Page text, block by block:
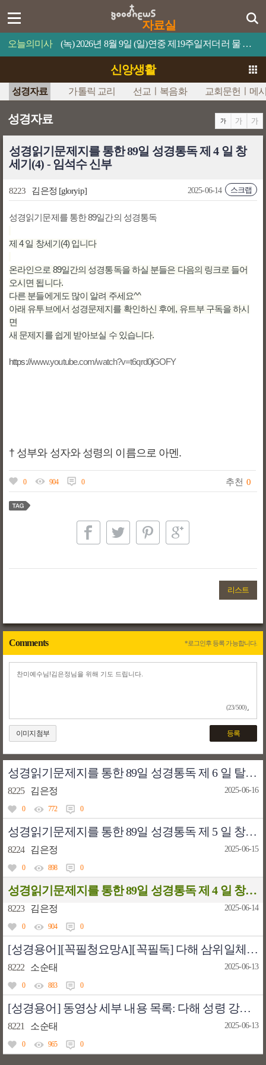
자료실
오늘의미사 (녹) 2026년 8월 9일 (일)연중 제19주일저더러 물 위로 걸어오라고 명령하십시오.
신앙생활
성경자료 가톨릭 교리 선교ㅣ복음화 교회문헌ㅣ메
성경자료
성경읽기문제지를 통한 89일 성경통독 제 4 일 창
세기(4) - 임석수 신부
8223 김은정 [gloryip] 스크랩
2025-06-14
성경읽기문제를 통한 89일간의 성경통독
제 4 일 창세기(4) 입니다
온라인으로 89일간의 성경통독을 하실 분들은 다음의 링크로 들어
오시면 됩니다.
다른 분들에게도 많이 알려 주세요^^
아래 유투브에서 성경문제지를 확인하신 후에, 유트부 구독을 하시
면
새 문제지를 쉽게 받아보실 수 있습니다.
https://www.youtube.com/watch?v=t6qrd0jGOFY
† 성부와 성자와 성령의 이름으로 아멘.
0 904 0 추천 0
리스트
Comments *로그인후 등록 가능합니다.
(23/500)
이미지첨부 등록
성경읽기문제지를 통한 89일 성경통독 제 6 일 탈출기(1) - 임석수 신부
8225 김은정 2025-06-16
0 772 0
성경읽기문제지를 통한 89일 성경통독 제 5 일 창세기(5) - 임석수 신부
8224 김은정 2025-06-15
0 898 0
성경읽기문제지를 통한 89일 성경통독 제 4 일 창세기(4) - 임석수 신부
8223 김은정 2025-06-14
0 904 0
[성경용어][꼭필청요망A][꼭필독] 다해 삼위일체 대축일 전례성경 공부/묵상 동영상 자료
8222 소순태 2025-06-13
0 883 0
[성경용어] 동영상 세부 내용 목록: 다해 성령 강림 대축일 전례성경 공부/묵상
8221 소순태 2025-06-13
0 965 0